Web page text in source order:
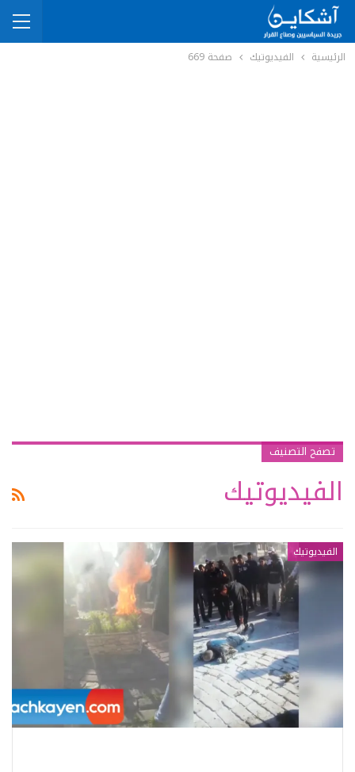
الرئيسية الفيديوتيك صفحة 669
تصفح التصنيف
الفيديوتيك
الفيديوتيك